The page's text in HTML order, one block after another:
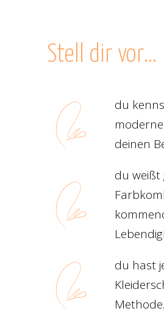
Stell dir vor...
du
deinen
du weißt
du hast
Methode.